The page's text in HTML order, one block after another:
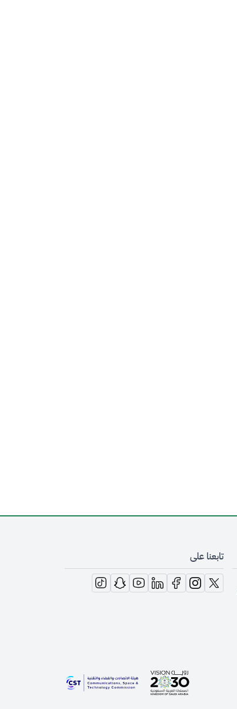
تابعنا على
opens in new window
opens in new window
opens in new window
opens in new window
opens in new window
opens in new window
opens in new window
opens in new window